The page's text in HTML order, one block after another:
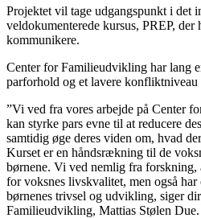
Projektet vil tage udgangspunkt i det
veldokumenterede kursus, PREP,
kommunikere.
Center for Familieudvikling har lang
parforhold og et lavere
”Vi ved fra vores arbejde på Center
kan styrke pars evne til at reducere
samtidig øge deres viden om, hvad
Kurset er en håndsrækning til de
børnene. Vi ved nemlig fra forskning,
for voksnes livskvalitet, men også
børnenes trivsel og udvikling, siger
Familieudvikling, Mattias Stølen Due.